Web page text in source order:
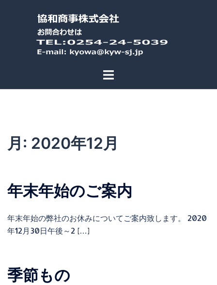
月: 2020年12月
年末年始のご案内
年末年始の弊社のお休みについてご案内致します。 2020
年12月30日午後～2 […]
季節もの